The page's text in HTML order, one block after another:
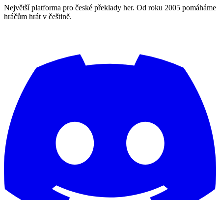
Největší platforma pro české překlady her. Od roku 2005 pomáháme
hráčům hrát v češtině.